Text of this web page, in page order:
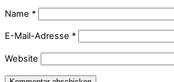
Name *
E-Mail-Adresse *
Website